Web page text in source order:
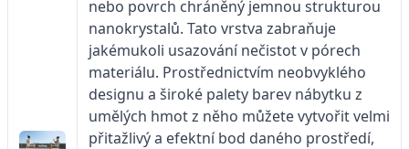
nebo povrch chráněný jemnou strukturou
nanokrystalů. Tato vrstva zabraňuje
jakémukoli usazování nečistot v pórech
materiálu. Prostřednictvím neobvyklého
designu a široké palety barev nábytku z
umělých hmot z něho můžete vytvořit velmi
přitažlivý a efektní bod daného prostředí,